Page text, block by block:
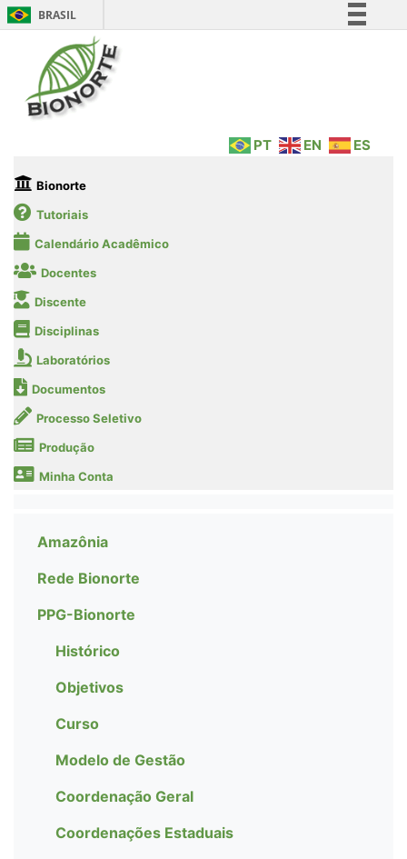
BRASIL
Legislação
PT EN ES
Bionorte
Tutoriais
Calendário Acadêmico
Docentes
Discente
Disciplinas
Laboratórios
Documentos
Processo Seletivo
Produção
Minha Conta
Amazônia
Rede Bionorte
PPG-Bionorte
Histórico
Objetivos
Curso
Modelo de Gestão
Coordenação Geral
Coordenações Estaduais